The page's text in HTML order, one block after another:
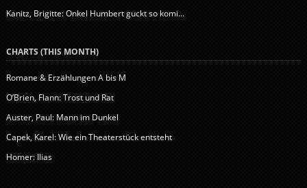
Kanitz, Brigitte: Onkel Humbert guckt so komi...
CHARTS (THIS MONTH)
Romane & Erzählungen A bis M
O’Brien, Flann: Trost und Rat
Auster, Paul: Mann im Dunkel
Capek, Karel: Wie ein Theaterstück entsteht
Homer: Ilias